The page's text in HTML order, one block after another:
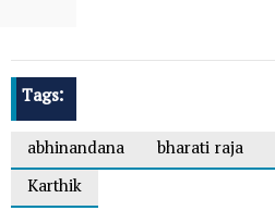
Tags:
abhinandana
bharati raja
Karthik